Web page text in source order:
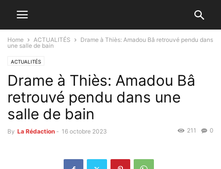
Home ACTUALITÉS
Drame à Thiès: Amadou Bâ retrouvé pendu dans
une salle de bain
ACTUALITÉS
Drame à Thiès: Amadou Bâ
retrouvé pendu dans une
salle de bain
By La Rédaction - 16 octobre 2023 0
211